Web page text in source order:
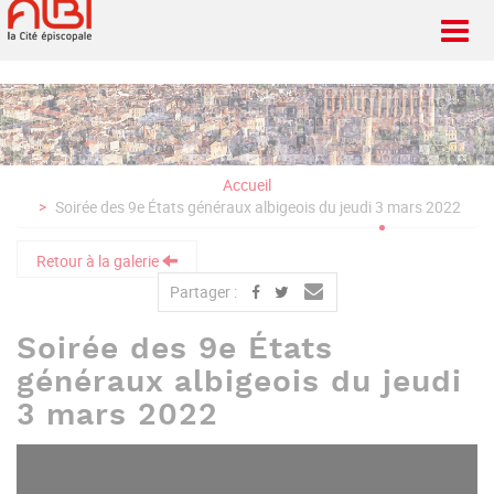
Aller
au
Accueil
Soirée des 9e États généraux albigeois du jeudi 3 mars 2022
Retour à la galerie
Partager :
Soirée des 9e États
généraux albigeois du jeudi
3 mars 2022